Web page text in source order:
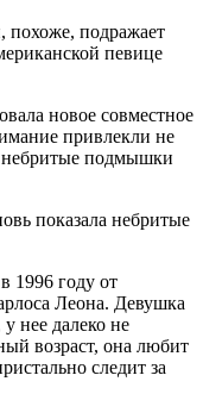
похоже, подражает
певице
новое совместное
привлекли не
подмышки
1996 году от
Леона. Девушка
нее далеко не
возраст, она любит
следит за